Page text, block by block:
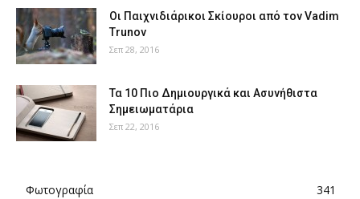
Οι Παιχνιδιάρικοι Σκίουροι από τον Vadim
Trunov
Σεπ 28, 2016
Τα 10 Πιο Δημιουργικά και Ασυνήθιστα
Σημειωματάρια
Σεπ 22, 2016
Φωτογραφία
341